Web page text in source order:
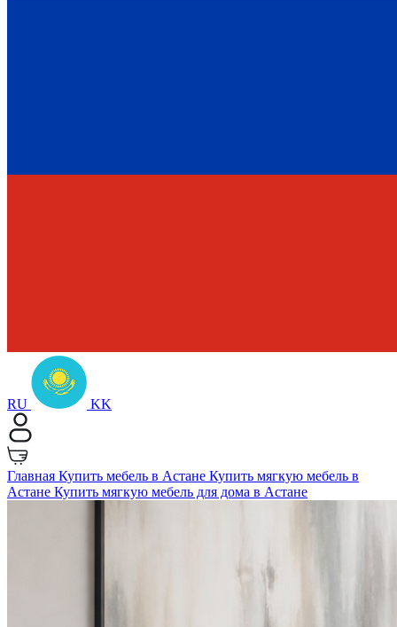
RU KK
Главная Купить мебель в Астане Купить мягкую мебель в
Астане Купить мягкую мебель для дома в Астане